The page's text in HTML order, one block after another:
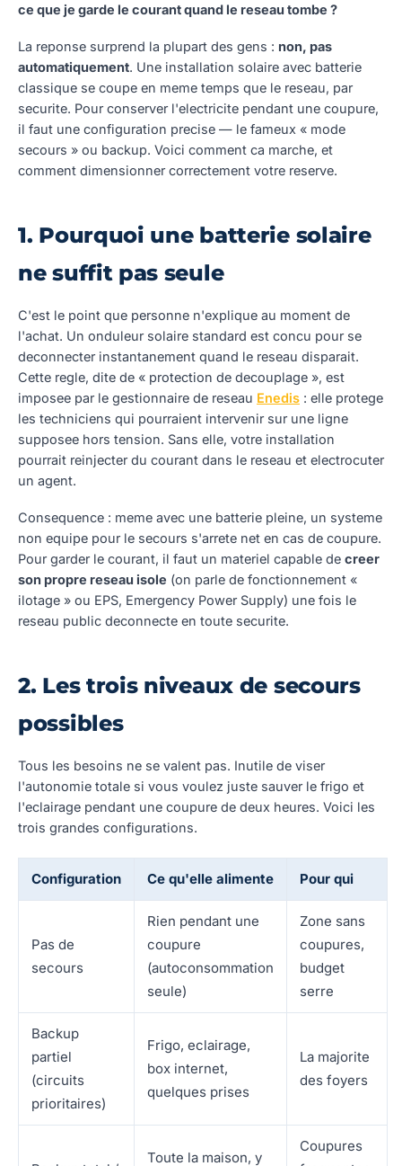
ce que je garde le courant quand le reseau tombe ?
La reponse surprend la plupart des gens : non, pas
automatiquement. Une installation solaire avec batterie
classique se coupe en meme temps que le reseau, par
securite. Pour conserver l'electricite pendant une coupure,
il faut une configuration precise — le fameux « mode
secours » ou backup. Voici comment ca marche, et
comment dimensionner correctement votre reserve.
1. Pourquoi une batterie solaire
ne suffit pas seule
C'est le point que personne n'explique au moment de
l'achat. Un onduleur solaire standard est concu pour se
deconnecter instantanement quand le reseau disparait.
Cette regle, dite de « protection de decouplage », est
imposee par le gestionnaire de reseau Enedis : elle protege
les techniciens qui pourraient intervenir sur une ligne
supposee hors tension. Sans elle, votre installation
pourrait reinjecter du courant dans le reseau et electrocuter
un agent.
Consequence : meme avec une batterie pleine, un systeme
non equipe pour le secours s'arrete net en cas de coupure.
Pour garder le courant, il faut un materiel capable de creer
son propre reseau isole (on parle de fonctionnement «
ilotage » ou EPS, Emergency Power Supply) une fois le
reseau public deconnecte en toute securite.
2. Les trois niveaux de secours
possibles
Tous les besoins ne se valent pas. Inutile de viser
l'autonomie totale si vous voulez juste sauver le frigo et
l'eclairage pendant une coupure de deux heures. Voici les
trois grandes configurations.
Configuration Ce qu'elle alimente Pour qui
Pas de
secours
Rien pendant une
coupure
(autoconsommation
seule)
Zone sans
coupures,
budget
serre
Backup
partiel
(circuits
prioritaires)
Frigo, eclairage,
box internet,
quelques prises
La majorite
des foyers
Toute la maison, y
Coupures